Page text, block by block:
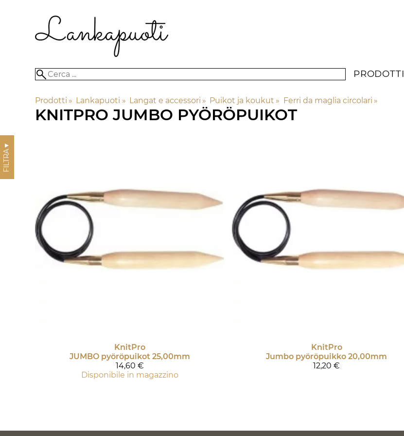
PRODOTTI
Prodotti ‪» Lankapuoti ‪» Langat e accessori ‪» Puikot ja koukut ‪» Ferri da maglia circolari ‪»
KNITPRO JUMBO PYÖRÖPUIKOT
FILTRA
▼
KnitPro
JUMBO pyöröpuikot 25,00mm
14,60 €
Disponibile in magazzino
KnitPro
Jumbo pyöröpuikko 20,00mm
12,20 €